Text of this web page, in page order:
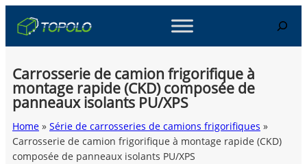
Search
Carrosserie de camion frigorifique à
montage rapide (CKD) composée de
panneaux isolants PU/XPS
Home » Série de carrosseries de camions frigorifiques »
Carrosserie de camion frigorifique à montage rapide (CKD)
composée de panneaux isolants PU/XPS